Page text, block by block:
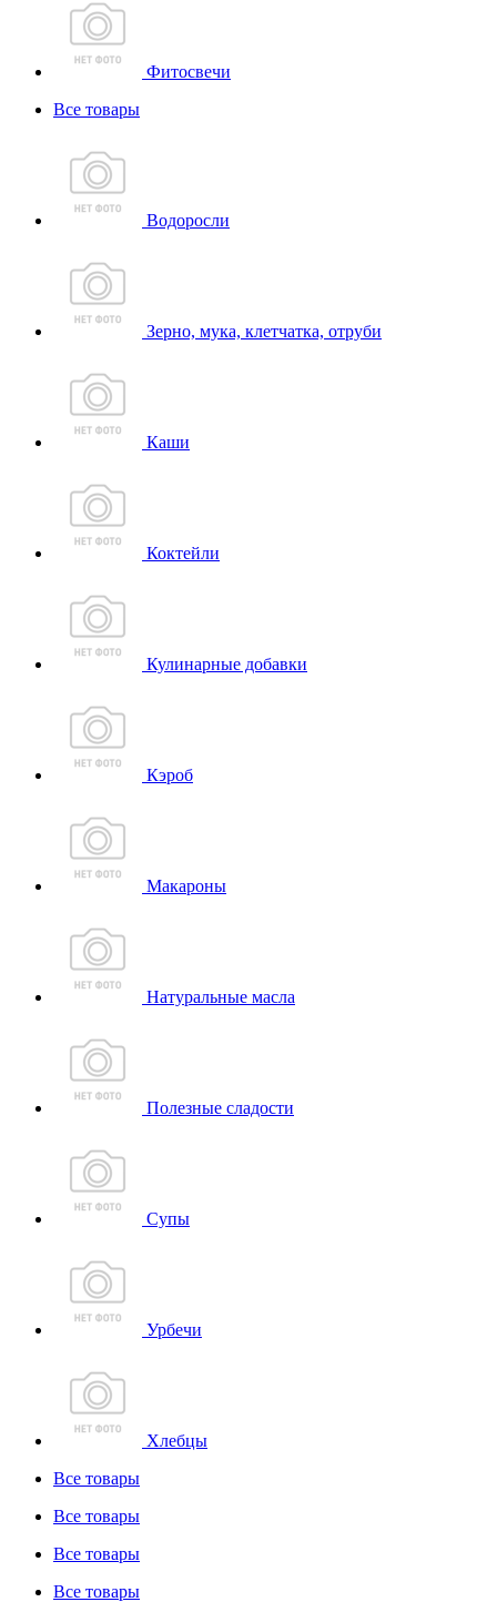
Фитосвечи
Все товары
Водоросли
Зерно, мука, клетчатка, отруби
Каши
Коктейли
Кулинарные добавки
Кэроб
Макароны
Натуральные масла
Полезные сладости
Супы
Урбечи
Хлебцы
Все товары
Все товары
Все товары
Все товары